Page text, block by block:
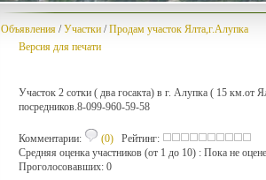
Объявления /Участки /Продам участок Ялта,г.Алупка
Версия для печати
Участок 2 сотки ( два госакта) в г. Алупка ( 15
посредников.8-099-960-59-58
Комментарии: (0) Рейтинг:
Средняя оценка участников (от 1 до 10) : Пока не
Проголосовавших: 0